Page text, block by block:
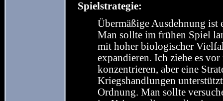
Spielstrategie:
Übermäßige Ausdehnung ist
Man sollte im frühen Spiel
mit hoher biologischer
expandieren. Ich ziehe es
konzentrieren, aber eine
Kriegshandlungen
Ordnung. Man sollte